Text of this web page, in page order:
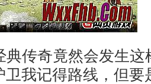
传奇竟然会发生这
卫我记得路线，但要